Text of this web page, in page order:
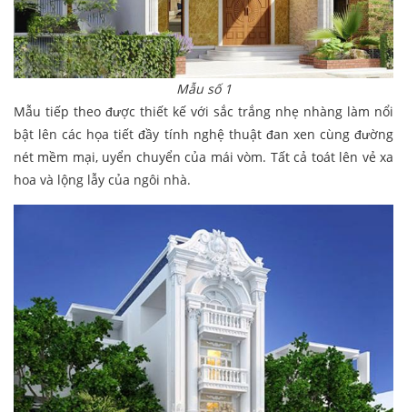
Mẫu số 1
Mẫu tiếp theo được thiết kế với sắc trắng nhẹ nhàng làm nổi
bật lên các họa tiết đầy tính nghệ thuật đan xen cùng đường
nét mềm mại, uyển chuyển của mái vòm. Tất cả toát lên vẻ xa
hoa và lộng lẫy của ngôi nhà.